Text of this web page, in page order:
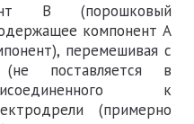
В (порошковый
компонент А
перемешивая с
поставляется в
к
(примерно